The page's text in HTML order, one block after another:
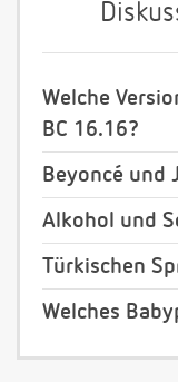
Welche
BC 16.16?
Beyoncé und
Alkohol und
Türkischen
Welches